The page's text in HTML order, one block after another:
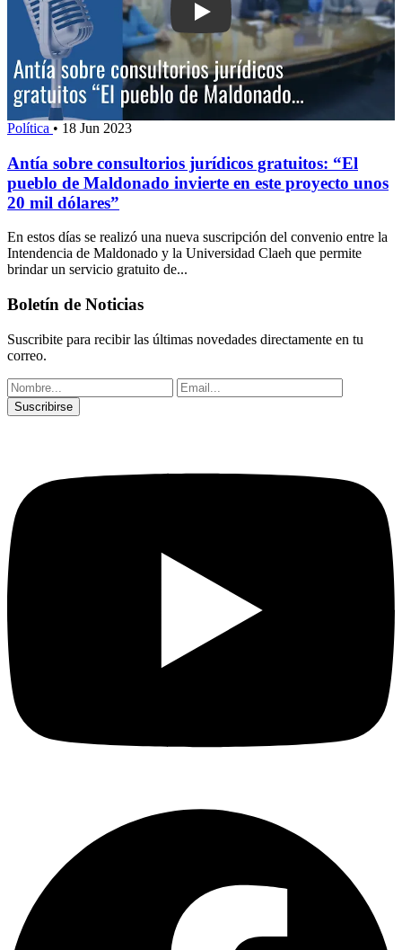
Play: Antía sobre consultorios
Política • 18 Jun 2023
Antía sobre consultorios jurídicos gratuitos: “El
pueblo de Maldonado invierte en este proyecto unos
20 mil dólares”
En estos días se realizó una nueva suscripción del convenio entre la
Intendencia de Maldonado y la Universidad Claeh que permite
brindar un servicio gratuito de...
Boletín de Noticias
Suscribite para recibir las últimas novedades directamente en tu
correo.
Suscribirse